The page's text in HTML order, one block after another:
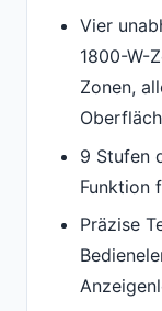
Vier
1800-W-
Zonen,
9 Stufen
Funktion
Präzise